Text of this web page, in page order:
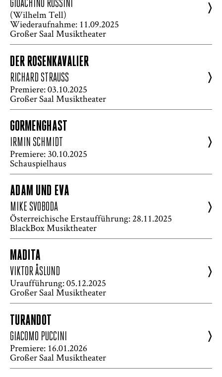
GIOACHINO ROSSINI
(Wilhelm Tell)
Wiederaufnahme: 11.09.2025
Großer Saal Musiktheater
>
DER ROSENKAVALIER
RICHARD STRAUSS
Premiere: 03.10.2025
Großer Saal Musiktheater
>
GORMENGHAST
IRMIN SCHMIDT
Premiere: 30.10.2025
Schauspielhaus
>
ADAM UND EVA
MIKE SVOBODA
Österreichische Erstaufführung: 28.11.2025
BlackBox Musiktheater
>
MADITA
VIKTOR ÅSLUND
Uraufführung: 05.12.2025
Großer Saal Musiktheater
>
TURANDOT
GIACOMO PUCCINI
Premiere: 16.01.2026
Großer Saal Musiktheater
>